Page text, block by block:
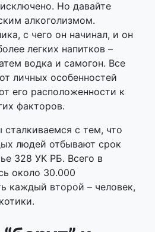
его расположенности к
факторов.
с тем, что
людей отбывают срок
328 УК РБ. Всего в
около 30.000
каждый второй – человек,
и